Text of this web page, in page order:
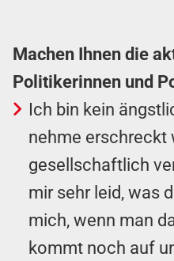
Machen Ihnen die
Politikerinnen und
Ich bin kein
nehme erschreckt
gesellschaftlich
mir sehr leid, was
mich, wenn man
kommt noch auf